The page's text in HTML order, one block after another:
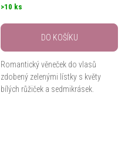
>10 ks
DO KOŠÍKU
Romantický věneček do vlasů
zdobený zelenými lístky s květy
bílých růžiček a sedmikrásek.